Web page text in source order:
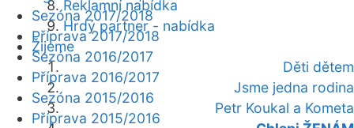
Reklamní nabídka
Hrdý partner - nabídka
Žijeme
Děti dětem
Jsme jedna rodina
Petr Koukal a Kometa
Sezóna 2017/2018
Příprava 2017/2018
Sezóna 2016/2017
Příprava 2016/2017
Sezóna 2015/2016
Příprava 2015/2016